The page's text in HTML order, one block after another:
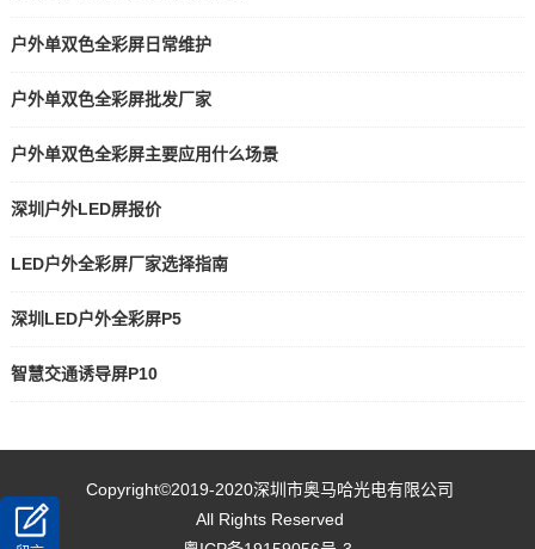
户外单双色全彩屏日常维护
户外单双色全彩屏批发厂家
户外单双色全彩屏主要应用什么场景
深圳户外LED屏报价
LED户外全彩屏厂家选择指南
深圳LED户外全彩屏P5
智慧交通诱导屏P10
Copyright©2019-2020深圳市奥马哈光电有限公司
All Rights Reserved